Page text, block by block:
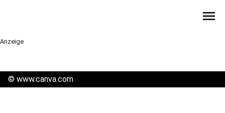
menu
Anzeige
© www.canva.com